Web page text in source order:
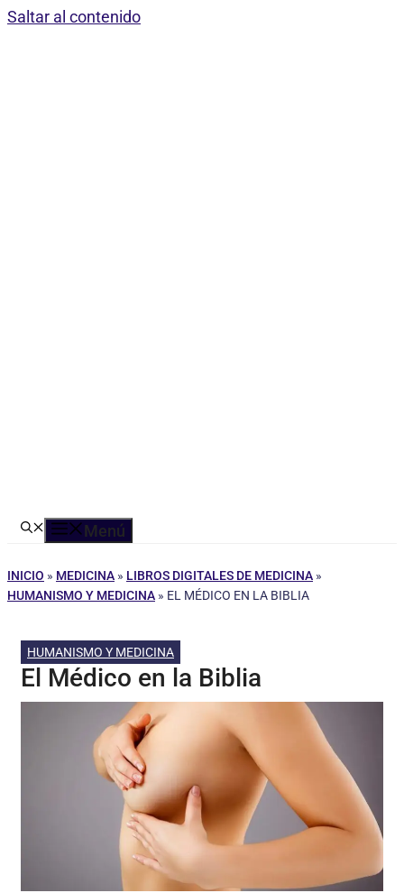
Saltar al contenido
Menú
INICIO » MEDICINA » LIBROS DIGITALES DE MEDICINA »
HUMANISMO Y MEDICINA » EL MÉDICO EN LA BIBLIA
HUMANISMO Y MEDICINA
El Médico en la Biblia